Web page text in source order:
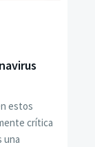
estos
crítica
una